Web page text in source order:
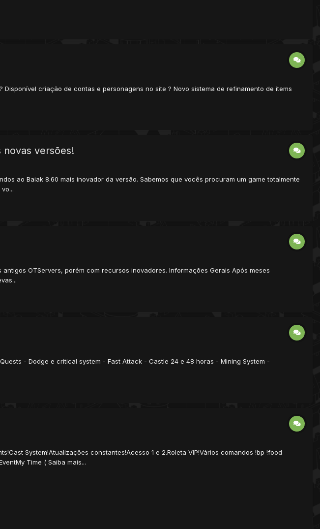
Disponível criação de contas e personagens no site ? Novo sistema de refinamento de items
novas versões!
ao Baiak 8.60 mais inovador da versão. Sabemos que vocês procuram um game totalmente
OTServers, porém com recursos inovadores. Informações Gerais Após meses
- Dodge e critical system - Fast Attack - Castle 24 e 48 horas - Mining System -
System!Atualizações constantes!Acesso 1 e 2.Roleta VIP!Vários comandos !bp !food
Time ( Saiba mais...